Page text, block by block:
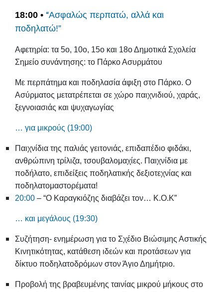
18:00 • “Ασφαλώς περπατώ, αλλά και
ποδηλατώ!”
Αφετηρία: τα 5ο, 10ο, 15ο και 18ο Δημοτικά Σχολεία
Σημείο συνάντησης: το Πάρκο Ασυρμάτου
Με περπάτημα και ποδηλασία άφιξη στο Πάρκο. Ο
Ασύρματος μετατρέπεται σε χώρο παιχνιδιού, χαράς,
ξεγνοιασιάς και ψυχαγωγίας
… για μικρούς (19:00)
Παιχνίδια της παλιάς γειτονιάς, επιδαπέδιο φιδάκι,
ανθρώπινη τρίλιζα, τσουβαλομαχίες. Παιχνίδια με
ποδήλατο, επιδείξεις ποδηλατικής δεξιοτεχνίας και
ποδηλατομαστορέματα!
20:00 – “Ο Καραγκιόζης διαβάζει τον… Κ.Ο.Κ”
… και μεγάλους (19:30)
Συζήτηση- ενημέρωση για το Σχέδιο Βιώσιμης Αστικής
Κινητικότητας, κατάθεση ιδεών και προτάσεων για
δίκτυο ποδηλατοδρόμων στον Άγιο Δημήτριο.
Προβολή της βραβευμένης ταινίας μικρού μήκους στο